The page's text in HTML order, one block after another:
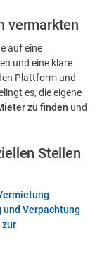
vermarkten
auf eine
und eine klare
Plattform und
es, die eigene
zu finden und
Stellen
Verpachtung